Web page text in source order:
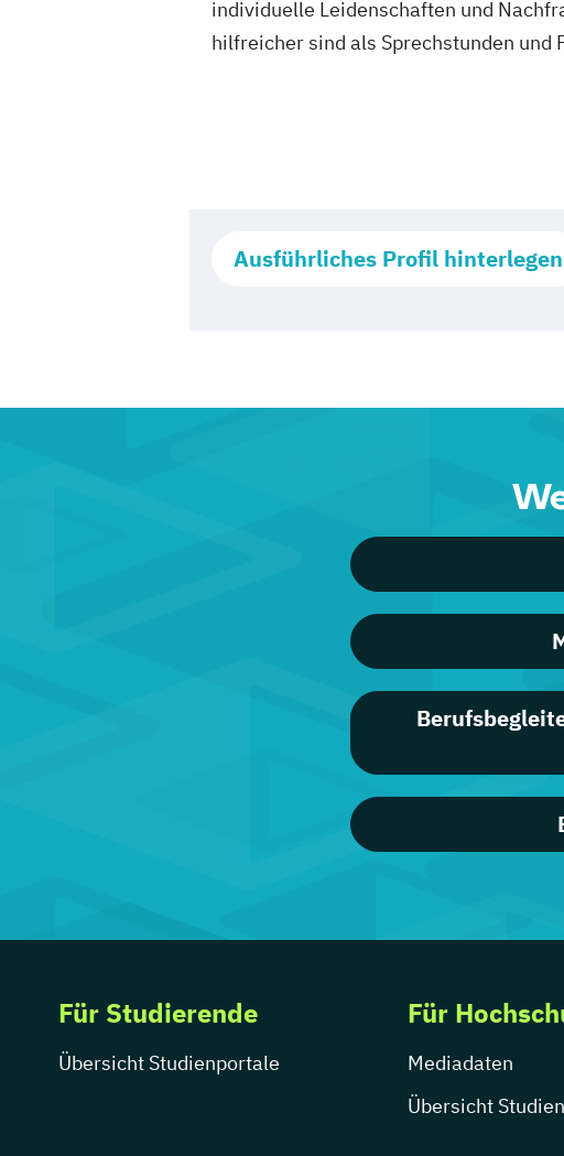
individuelle Leidenschaften und
hilfreicher sind als Sprechstunden
Ausführliches Profil hinterlegen
Für Studierende
Übersicht Studienportale
Für
Mediadaten
Übersicht